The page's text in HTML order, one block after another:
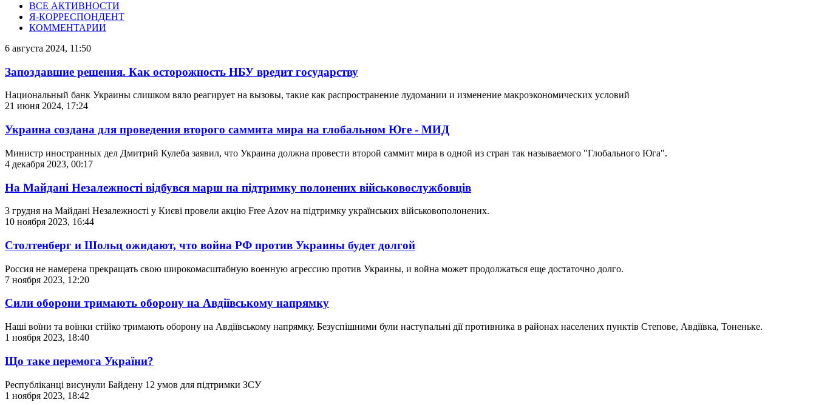
ВСЕ АКТИВНОСТИ
Я-КОРРЕСПОНДЕНТ
КОММЕНТАРИИ
6 августа 2024, 11:50
Запоздавшие решения. Как осторожность НБУ вредит государству
Национальный банк Украины слишком вяло реагирует на вызовы, такие как распространение лудомании и изменение макроэкономических условий
21 июня 2024, 17:24
Украина создана для проведения второго саммита мира на глобальном Юге - МИД
Министр иностранных дел Дмитрий Кулеба заявил, что Украина должна провести второй саммит мира в одной из стран так называемого "Глобального Юга".
4 декабря 2023, 00:17
На Майдані Незалежності відбувся марш на підтримку полонених військовослужбовців
3 грудня на Майдані Незалежності у Києві провели акцію Free Azov на підтримку українських військовополонених.
10 ноября 2023, 16:44
Столтенберг и Шольц ожидают, что война РФ против Украины будет долгой
Россия не намерена прекращать свою широкомасштабную военную агрессию против Украины, и война может продолжаться еще достаточно долго.
7 ноября 2023, 12:20
Сили оборони тримають оборону на Авдіївському напрямку
Наші воїни та воїнки стійко тримають оборону на Авдіївському напрямку. Безуспішними були наступальні дії противника в районах населених пунктів Степове, Авдіївка, Тоненьке.
1 ноября 2023, 18:40
Що таке перемога України?
Республіканці висунули Байдену 12 умов для підтримки ЗСУ
1 ноября 2023, 18:42